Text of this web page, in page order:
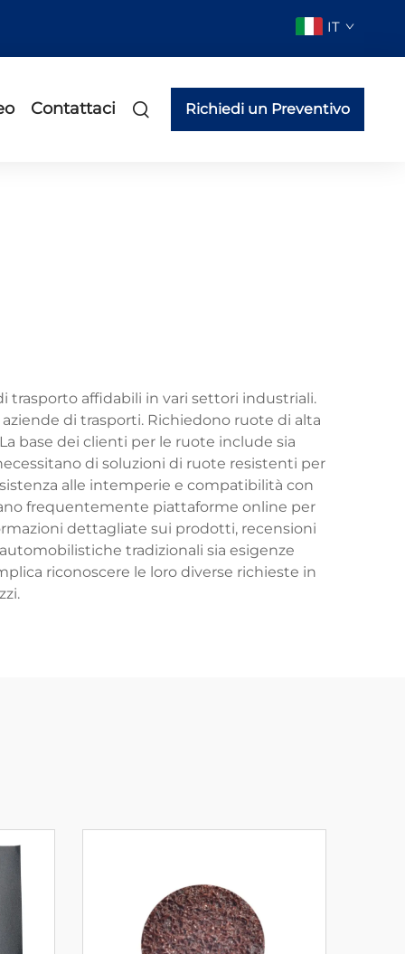
IT
Contattaci Richiedi un Preventivo
trasporto affidabili in vari settori industriali.
di trasporti. Richiedono ruote di alta
base dei clienti per le ruote include sia
di soluzioni di ruote resistenti per
alle intemperie e compatibilità con
frequentemente piattaforme online per
dettagliate sui prodotti, recensioni
tradizionali sia esigenze
riconoscere le loro diverse richieste in